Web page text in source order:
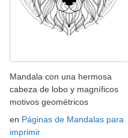
Mandala con una hermosa
cabeza de lobo y magníficos
motivos geométricos
en Páginas de Mandalas para
imprimir